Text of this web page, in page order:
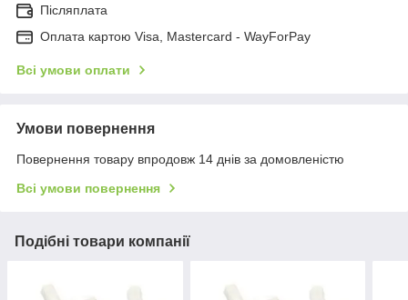
Післяплата
Оплата картою Visa, Mastercard - WayForPay
Всі умови оплати
Умови повернення
Повернення товару впродовж 14 днів за домовленістю
Всі умови повернення
Подібні товари компанії